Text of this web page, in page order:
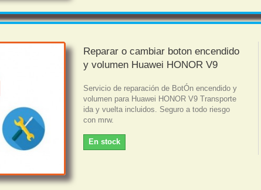
Reparar o cambiar boton encendido
y volumen Huawei HONOR V9
Servicio de reparación de BotÓn encendido y
volumen para Huawei HONOR V9 Transporte
ida y vuelta incluidos. Seguro a todo riesgo
con mrw.
En stock